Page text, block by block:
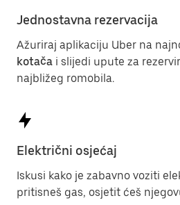
Jednostavna rezervacija
Ažuriraj aplikaciju Uber na
kotača i slijedi upute za
najbližeg romobila.
Električni osjećaj
Iskusi kako je zabavno voziti
pritisneš gas, osjetit ćeš